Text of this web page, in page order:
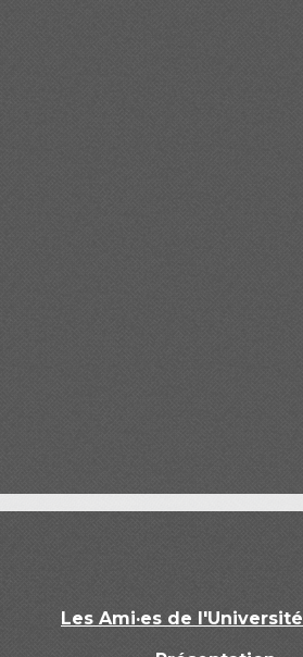
Les Ami·es de l'Université